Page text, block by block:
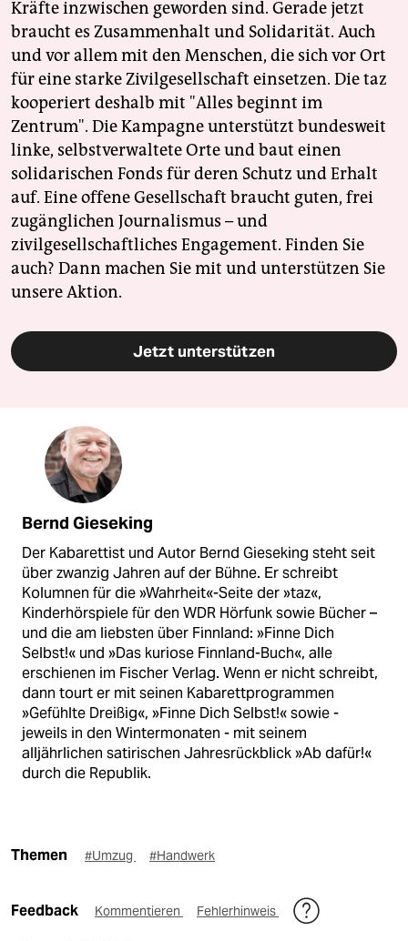
Kräfte inzwischen geworden sind. Gerade jetzt
braucht es Zusammenhalt und Solidarität. Auch
und vor allem mit den Menschen, die sich vor Ort
für eine starke Zivilgesellschaft einsetzen. Die taz
kooperiert deshalb mit "Alles beginnt im
Zentrum". Die Kampagne unterstützt bundesweit
linke, selbstverwaltete Orte und baut einen
solidarischen Fonds für deren Schutz und Erhalt
auf. Eine offene Gesellschaft braucht guten, frei
zugänglichen Journalismus – und
zivilgesellschaftliches Engagement. Finden Sie
auch? Dann machen Sie mit und unterstützen Sie
unsere Aktion.
Jetzt unterstützen
Bernd Gieseking
Der Kabarettist und Autor Bernd Gieseking steht seit
über zwanzig Jahren auf der Bühne. Er schreibt
Kolumnen für die »Wahrheit«-Seite der »taz«,
Kinderhörspiele für den WDR Hörfunk sowie Bücher –
und die am liebsten über Finnland: »Finne Dich
Selbst!« und »Das kuriose Finnland-Buch«, alle
erschienen im Fischer Verlag. Wenn er nicht schreibt,
dann tourt er mit seinen Kabarettprogrammen
»Gefühlte Dreißig«, »Finne Dich Selbst!« sowie -
jeweils in den Wintermonaten - mit seinem
alljährlichen satirischen Jahresrückblick »Ab dafür!«
durch die Republik.
Themen #Umzug #Handwerk
Feedback Kommentieren Fehlerhinweis